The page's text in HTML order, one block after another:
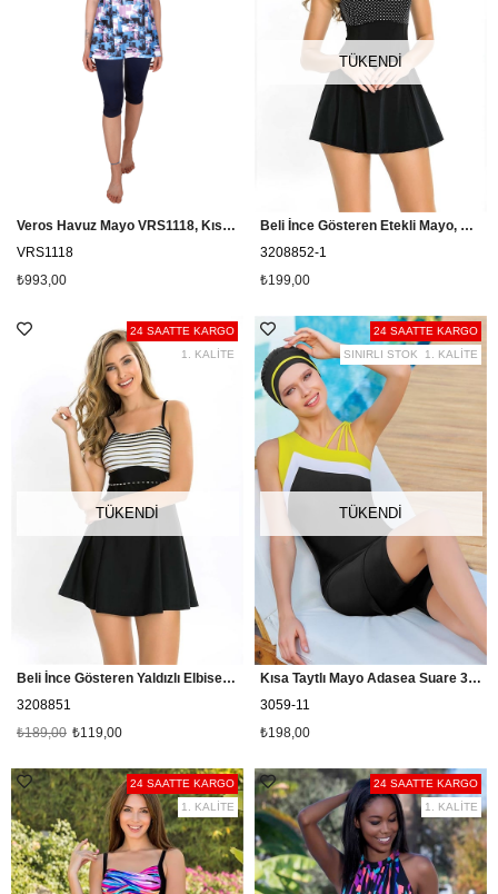
Veros Havuz Mayo VRS1118, Kısa Kollu Yarım Kapalı Mayo
VRS1118
₺993,00
TÜKENDI
Beli İnce Gösteren Etekli Mayo, Siyah Elbise Mayo Gita 3208852 - Siyah
3208852-1
₺199,00
TÜKENDI
Beli İnce Gösteren Yaldızlı Elbise Mayo Susen 3208851
3208851
₺119,00
₺189,00
24 SAATTE KARGO
1. KALİTE
TÜKENDI
Kısa Taytlı Mayo Adasea Suare 3059
3059-11
₺198,00
24 SAATTE KARGO
1. KALİTE
SINIRLI STOK
24 SAATTE KARGO
1. KALİTE
24 SAATTE KARGO
1. KALİTE